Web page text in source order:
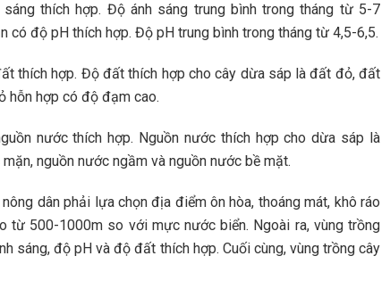
thích hợp. Độ ánh sáng trung bình trong tháng từ 5-7
có độ pH thích hợp. Độ pH trung bình trong tháng từ 4,5-6,5.
thích hợp. Độ đất thích hợp cho cây dừa sáp là đất đỏ, đất
hỗn hợp có độ đạm cao.
nước thích hợp. Nguồn nước thích hợp cho dừa sáp là
nguồn nước ngầm và nguồn nước bề mặt.
dân phải lựa chọn địa điểm ôn hòa, thoáng mát, khô ráo
từ 500-1000m so với mực nước biển. Ngoài ra, vùng trồng
sáng, độ pH và độ đất thích hợp. Cuối cùng, vùng trồng cây